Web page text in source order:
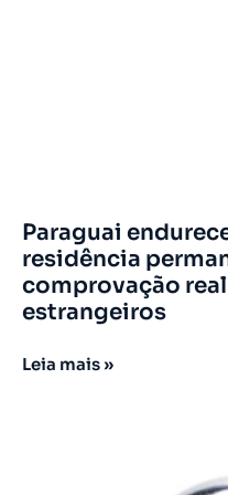
Paraguai
residência
comprovação
estrangeiros
Leia mais »